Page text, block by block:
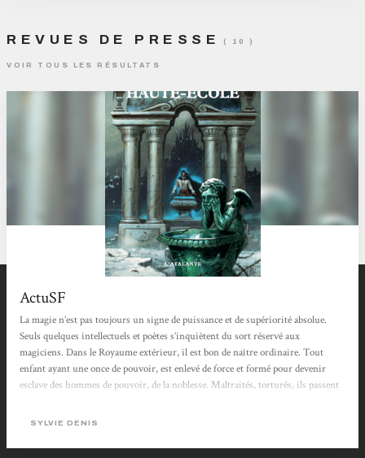
REVUES DE PRESSE ( 10 )
VOIR TOUS LES RÉSULTATS
ActuSF
La magie n’est pas toujours un signe de puissance et de supériorité absolue.
Seuls quelques intellectuels et poètes s’inquiètent du sort réservé aux
magiciens. Dans le Royaume extérieur, il est bon de naître ordinaire. Tout
enfant ayant une once de pouvoir, est enlevé de force et formé pour devenir
esclave des hommes de pouvoir, de la noblesse. Maltraités, torturés, ils passent
moindres ordres. Quelques gamins réussissent à échapper à ces rafles et...
SYLVIE DENIS